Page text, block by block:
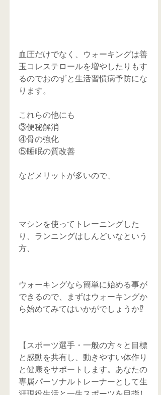
血圧だけでなく、ウォーキングは善
玉コレステロールを増やしたりもす
るのでおのずと生活習慣病予防にな
ります。
これらの他にも
③便秘解消
④骨の強化
⑤睡眠の質改善
などメリットが多いので、
マシンを使ってトレーニングした
り、ランニングはしんどいなという
方、
ウォーキングなら簡単に始める事が
できるので、まずはウォーキングか
ら始めてみてはいかがでしょうか⁉️
【スポーツ選手・一般の方々と目標
と感動を共有し、動きやすい体作り
と健康をサポートします。あなたの
専属パーソナルトレーナーとして生